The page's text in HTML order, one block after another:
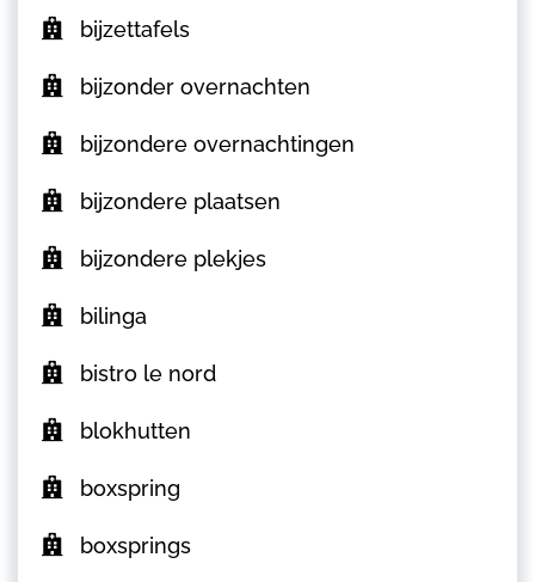
bijzettafels
bijzonder overnachten
bijzondere overnachtingen
bijzondere plaatsen
bijzondere plekjes
bilinga
bistro le nord
blokhutten
boxspring
boxsprings